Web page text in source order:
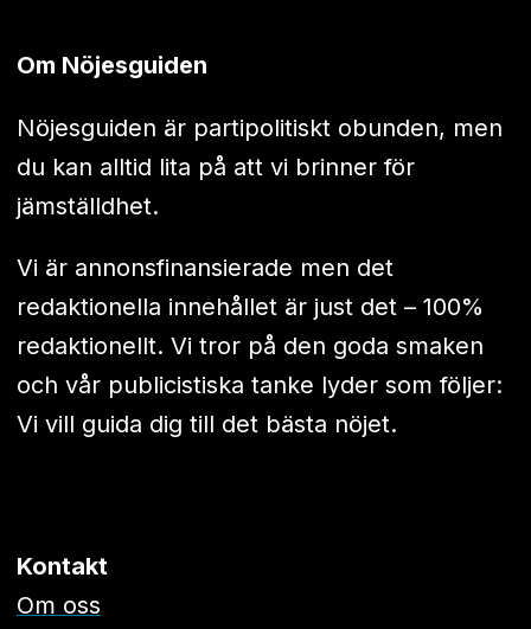
Om Nöjesguiden
Nöjesguiden är partipolitiskt obunden, men
du kan alltid lita på att vi brinner för
jämställdhet.
Vi är annonsfinansierade men det
redaktionella innehållet är just det – 100%
redaktionellt. Vi tror på den goda smaken
och vår publicistiska tanke lyder som följer:
Vi vill guida dig till det bästa nöjet.
Kontakt
Om oss